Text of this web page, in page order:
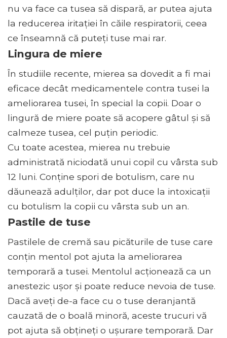
nu va face ca tusea să dispară, ar putea ajuta
la reducerea iritației în căile respiratorii, ceea
ce înseamnă că puteți tuse mai rar.
Lingura de miere
În studiile recente, mierea sa dovedit a fi mai
eficace decât medicamentele contra tusei la
ameliorarea tusei, în special la copii. Doar o
lingură de miere poate să acopere gâtul și să
calmeze tusea, cel puțin periodic.
Cu toate acestea, mierea nu trebuie
administrată niciodată unui copil cu vârsta sub
12 luni. Conține spori de botulism, care nu
dăunează adulților, dar pot duce la intoxicații
cu botulism la copii cu vârsta sub un an.
Pastile de tuse
Pastilele de cremă sau picăturile de tuse care
conțin mentol pot ajuta la ameliorarea
temporară a tusei. Mentolul acționează ca un
anestezic ușor și poate reduce nevoia de tuse.
Dacă aveți de-a face cu o tuse deranjantă
cauzată de o boală minoră, aceste trucuri vă
pot ajuta să obțineți o ușurare temporară. Dar